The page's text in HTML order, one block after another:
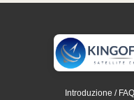
Introduzione / FAQ